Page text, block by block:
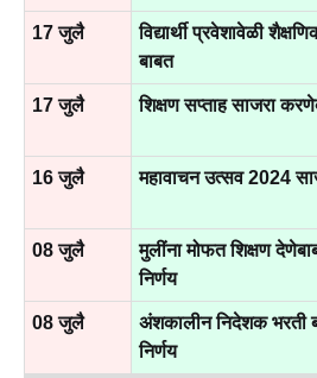
17 जुलै
विद्यार्थी प्रवेशावेळी
बाबत
17 जुलै शिक्षण सप्ताह साजरा
16 जुलै महावाचन उत्सव 2024
08 जुलै
मुलींना मोफत शिक्षण
निर्णय
08 जुलै
अंशकालीन निदेशक भरती
निर्णय